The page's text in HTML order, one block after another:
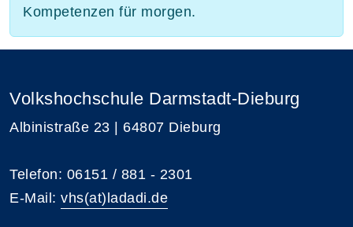
Kompetenzen für morgen.
Volkshochschule Darmstadt-Dieburg
Albinistraße 23 | 64807 Dieburg
Telefon: 06151 / 881 - 2301
E-Mail: vhs(at)ladadi.de